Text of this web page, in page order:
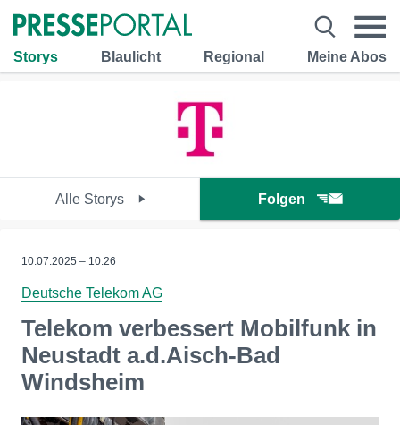
Storys Blaulicht Regional Meine Abos
Alle Storys Folgen
10.07.2025 – 10:26
Deutsche Telekom AG
Telekom verbessert Mobilfunk in
Neustadt a.d.Aisch-Bad
Windsheim